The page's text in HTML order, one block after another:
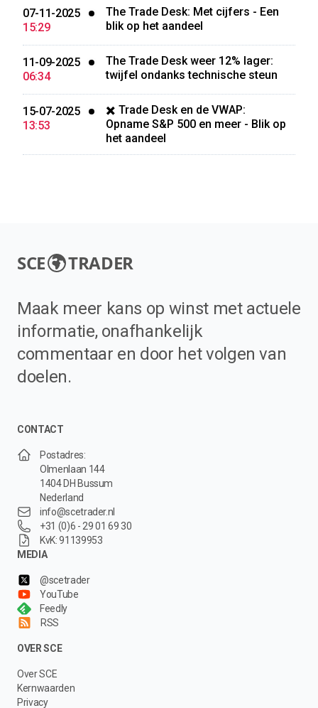
07-11-2025
15:29
The Trade Desk: Met cijfers - Een
blik op het aandeel
11-09-2025
06:34
The Trade Desk weer 12% lager:
twijfel ondanks technische steun
15-07-2025
13:53
✖️ Trade Desk en de VWAP:
Opname S&P 500 en meer - Blik op
het aandeel
SCE TRADER
Maak meer kans op winst met actuele
informatie, onafhankelijk
commentaar en door het volgen van
doelen.
CONTACT
Postadres:
Olmenlaan 144
1404 DH Bussum
Nederland
info@scetrader.nl
+31 (0)6 - 29 01 69 30
KvK: 91139953
MEDIA
@scetrader
YouTube
Feedly
RSS
OVER SCE
Over SCE
Kernwaarden
Privacy